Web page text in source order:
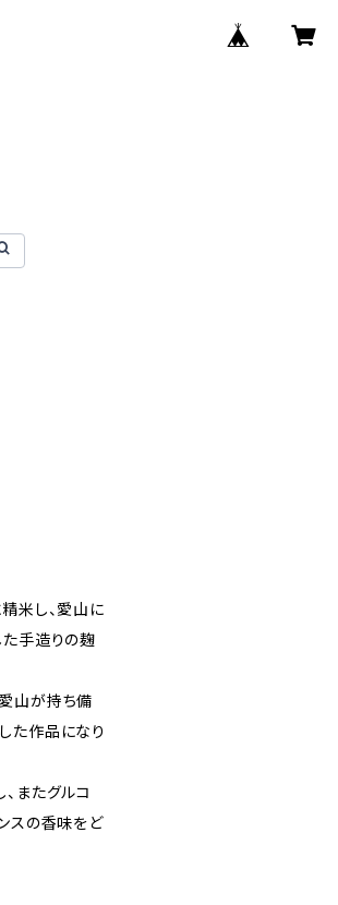
米し、愛山に
た手造りの麹
山が持ち備
た作品になり
またグルコ
スの香味をど